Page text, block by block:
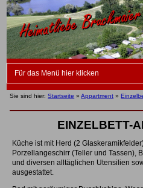
Sie sind hier:Startseite »Appartment »
EINZELBETT-
Küche ist mit Herd (2
Porzellangeschirr (Teller und Tassen),
und diversen alltäglichen Utensilien
ausgestattet.